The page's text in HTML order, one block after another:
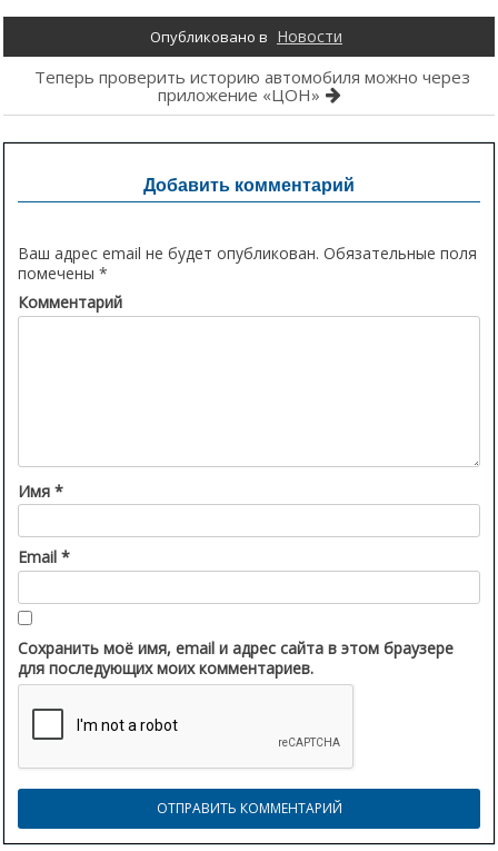
Опубликовано в Новости
Навигация
записям
Теперь проверить историю автомобиля можно через
приложение «ЦОН»
Добавить комментарий
Ваш адрес email не будет опубликован. Обязательные поля
помечены *
Комментарий
Имя *
Email *
Сохранить моё имя, email и адрес сайта в этом браузере
для последующих моих комментариев.